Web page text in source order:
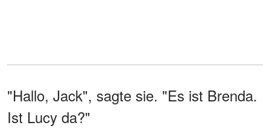
"Hallo, Jack", sagte sie. "Es ist Brenda.
Ist Lucy da?"